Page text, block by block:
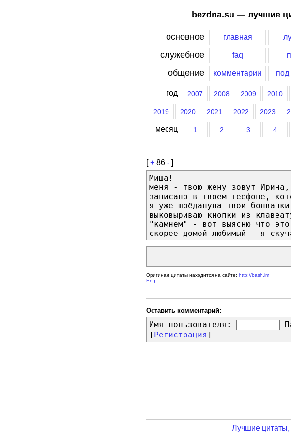
bezdna.su — лучшие
основное главная
служебное faq
общение комментарии под
год 2007 2008 2009 2010
2019 2020 2021 2022 2023
месяц 1 2 3 4
[+ 86 - ]
Миша!
меня - твою жену зовут
записано в твоем теефоне,
я уже шрёданула твои
выковыриваю кнопки из
"камнем" - вот выясню что
скорее домой любимый - я
Оригинал цитаты находится на сайте: http://bash.im
Eng
Оставить комментарий:
Имя пользователя:
[ Регистрация ]
Лучшие